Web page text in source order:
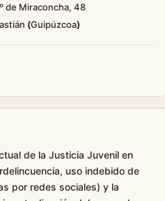
de Miraconcha, 48
(Guipúzcoa)
de la Justicia Juvenil en
uso indebido de
por redes sociales) y la